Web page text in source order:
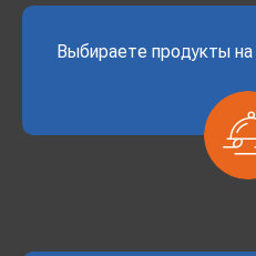
Выбираете продукты